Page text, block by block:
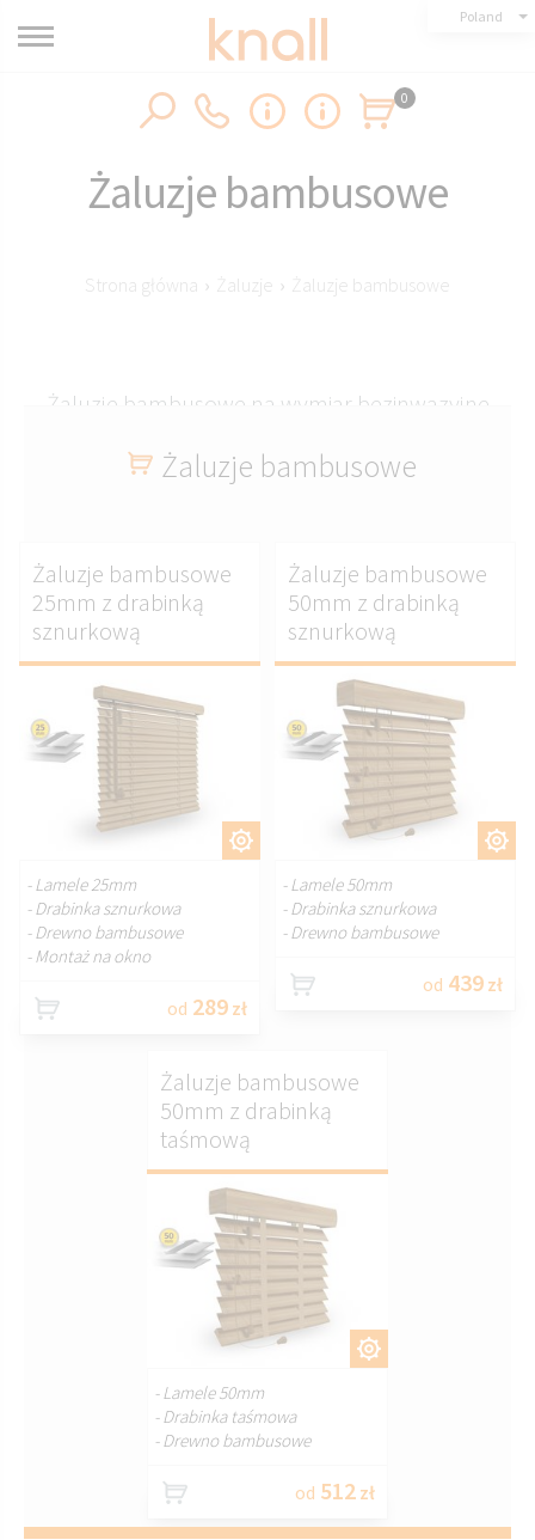
Poland
0
Żaluzje bambusowe
Strona główna › Żaluzje › Żaluzje bambusowe
Żaluzje bambusowe na wymiar bezinwazyjne
szerokościach: 25mm i 50mm
Żaluzje bambusowe
Żaluzje bambusowe
25mm z drabinką
sznurkową
- Lamele 25mm
- Drabinka sznurkowa
- Drewno bambusowe
- Montaż na okno
od 289 zł
DOSTOSUJ.
Żaluzje bambusowe
50mm z drabinką
sznurkową
- Lamele 50mm
- Drabinka sznurkowa
- Drewno bambusowe
od 439 zł
DOSTOSUJ.
Żaluzje bambusowe
50mm z drabinką
taśmową
- Lamele 50mm
- Drabinka taśmowa
- Drewno bambusowe
od 512 zł